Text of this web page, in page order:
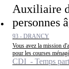
Auxiliaire
personnes
93 - DRANCY
Vous avez la mission
pour les courses
CDI - Temps